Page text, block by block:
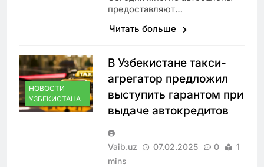
предоставляют…
Читать больше
НОВОСТИ
УЗБЕКИСТАНА
В Узбекистане такси-
агрегатор предложил
выступить гарантом при
выдаче автокредитов
Vaib.uz 07.02.2025 0
1
mins